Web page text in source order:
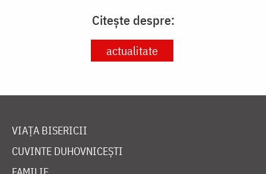
Citește despre:
actualitate
VIAȚA BISERICII
CUVINTE DUHOVNICEȘTI